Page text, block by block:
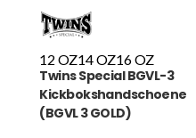
12 OZ14 OZ16 OZ
Twins Special BGVL-3
Kickbokshandschoenen
(BGVL 3 GOLD)